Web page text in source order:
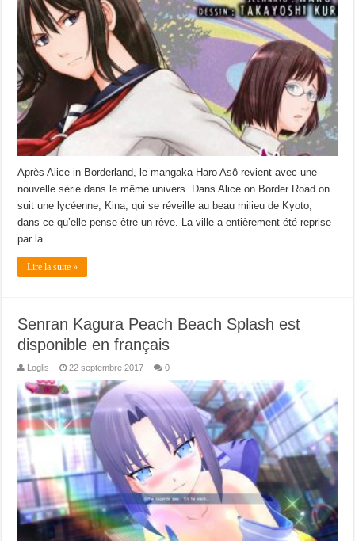
Après Alice in Borderland, le mangaka Haro Asô revient avec une
nouvelle série dans le même univers. Dans Alice on Border Road on
suit une lycéenne, Kina, qui se réveille au beau milieu de Kyoto,
dans ce qu’elle pense être un rêve. La ville a entièrement été reprise
par la …
Lire la suite »
Senran Kagura Peach Beach Splash est
disponible en français
Loglis 22 septembre 2017 0